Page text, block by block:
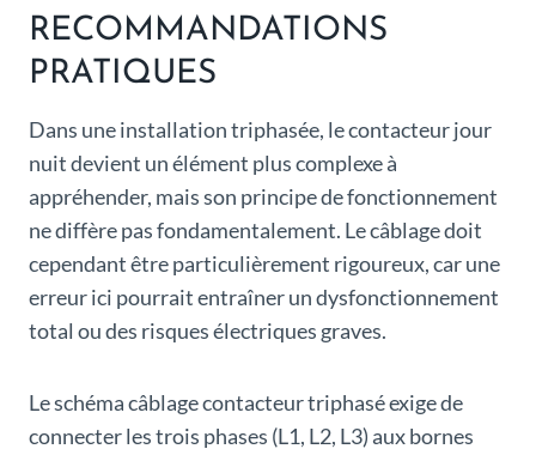
RECOMMANDATIONS
PRATIQUES
Dans une installation triphasée, le contacteur jour
nuit devient un élément plus complexe à
appréhender, mais son principe de fonctionnement
ne diffère pas fondamentalement. Le câblage doit
cependant être particulièrement rigoureux, car une
erreur ici pourrait entraîner un dysfonctionnement
total ou des risques électriques graves.
Le schéma câblage contacteur triphasé exige de
connecter les trois phases (L1, L2, L3) aux bornes